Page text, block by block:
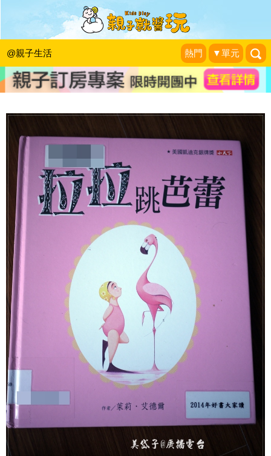
@親子生活 熱門 ▼單元
美麗的舞蹈串起不簡單的友情～《拉拉
跳芭蕾》
美岱子@廣播電台|2016-10-15